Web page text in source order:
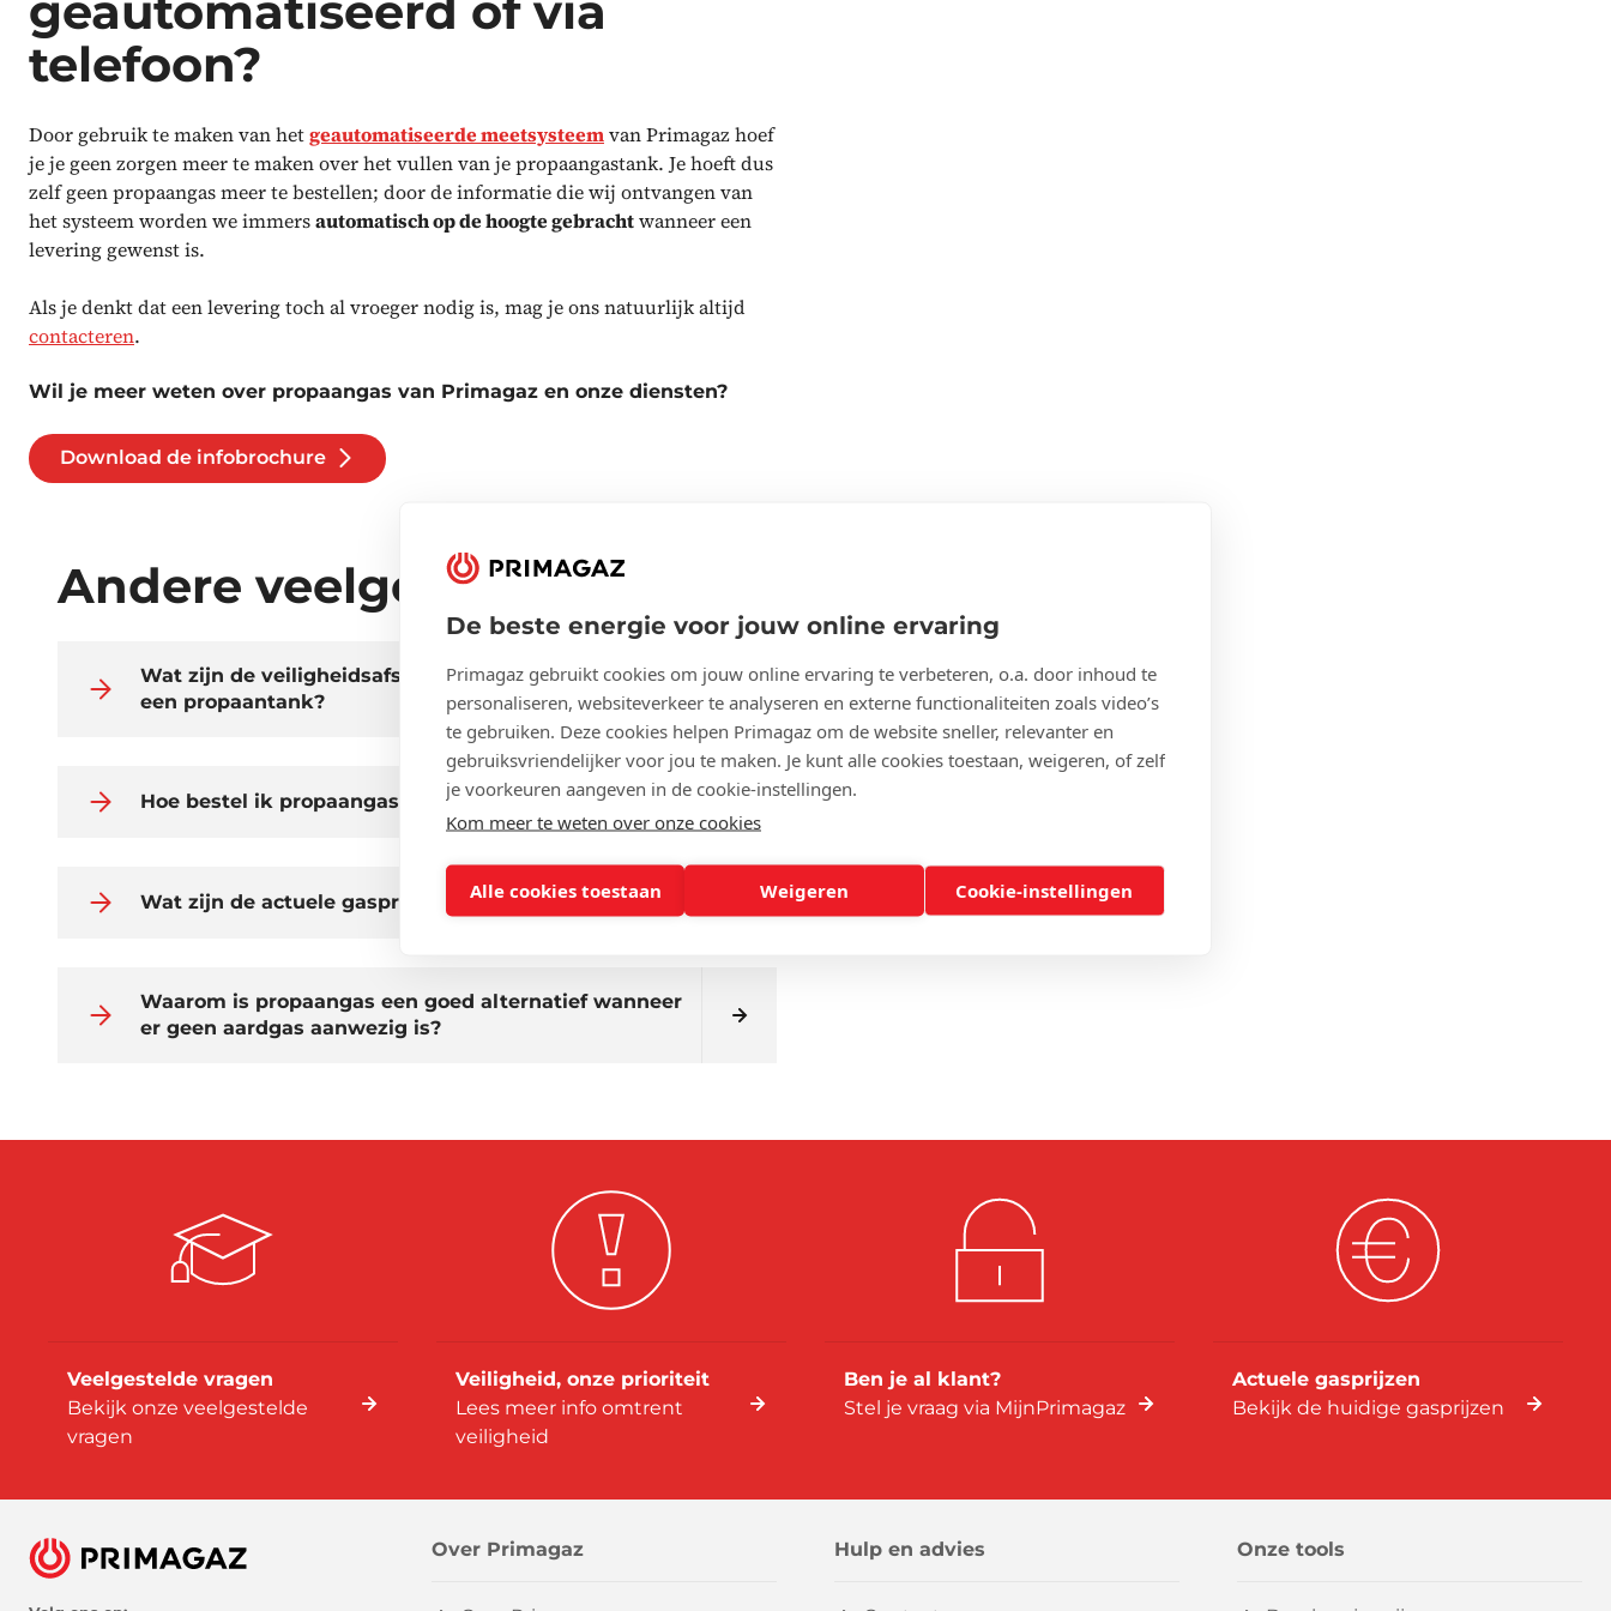
De beste energie voor jouw online ervaring
Primagaz gebruikt cookies om jouw online ervaring te verbeteren, o.a. door inhoud te
personaliseren, websiteverkeer te analyseren en externe functionaliteiten zoals video’s
te gebruiken. Deze cookies helpen Primagaz om de website sneller, relevanter en
gebruiksvriendelijker voor jou te maken. Je kunt alle cookies toestaan, weigeren, of zelf
je voorkeuren aangeven in de cookie-instellingen.
Kom meer te weten over onze cookies
Alle cookies toestaan Weigeren Cookie-instellingen
telefoon?
Door gebruik te maken van hetgeautomatiseerde meetsysteemvan Primagaz hoef
je je geen zorgen meer te maken over het vullen van je propaangastank. Je hoeft dus
zelf geen propaangas meer te bestellen; door de informatie die wij ontvangen van
het systeem worden we immersautomatisch op de hoogte gebrachtwanneer een
levering gewenst is.
Als je denkt dat een levering toch al vroeger nodig is, mag je ons natuurlijk altijd
contacteren.
Wil je meer weten over propaangas van Primagaz en onze diensten?
Download de infobrochure
Andere veelgestelde vragen
Wat zijn de veiligheidsafstanden voor het plaatsen van
een propaantank?
Hoe bestel ik propaangas bij Primagaz?
Wat zijn de actuele gasprijzen?
Waarom is propaangas een goed alternatief wanneer
er geen aardgas aanwezig is?
Veelgestelde vragen
Bekijk onze veelgestelde
vragen
Veiligheid, onze prioriteit
Lees meer info omtrent
veiligheid
Ben je al klant?
Stel je vraag via MijnPrimagaz
Actuele gasprijzen
Bekijk de huidige gasprijzen
Over Primagaz Hulp en advies Onze tools